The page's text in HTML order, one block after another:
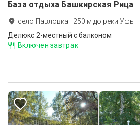
База отдыха Башкирская Рица
село Павловка · 250 м до реки Уфы
Делюкс 2-местный с балконом
Включен завтрак